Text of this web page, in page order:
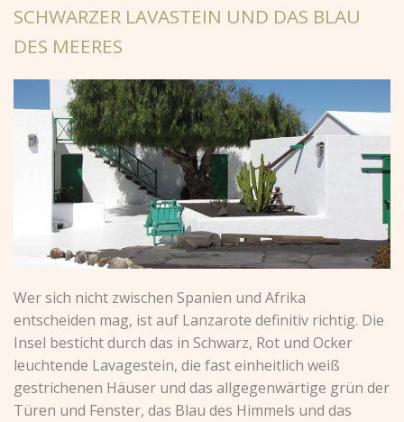
SCHWARZER LAVASTEIN UND DAS BLAU
DES MEERES
Wer sich nicht zwischen Spanien und Afrika
entscheiden mag, ist auf Lanzarote definitiv richtig. Die
Insel besticht durch das in Schwarz, Rot und Ocker
leuchtende Lavagestein, die fast einheitlich weiß
gestrichenen Häuser und das allgegenwärtige grün der
Türen und Fenster, das Blau des Himmels und das